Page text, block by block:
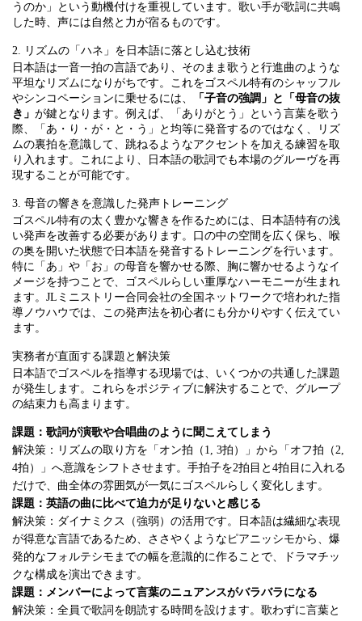
うのか」という動機付けを重視しています。歌い手が歌詞に共鳴
した時、声には自然と力が宿るものです。
2. リズムの「ハネ」を日本語に落とし込む技術
日本語は一音一拍の言語であり、そのまま歌うと行進曲のような
平坦なリズムになりがちです。これをゴスペル特有のシャッフル
やシンコペーションに乗せるには、
「子音の強調」と「母音の抜
き」 が鍵となります。例えば、「ありがとう」という言葉を歌う
際、「あ・り・が・と・う」と均等に発音するのではなく、リズ
ムの裏拍を意識して、跳ねるようなアクセントを加える練習を取
り入れます。これにより、日本語の歌詞でも本場のグルーヴを再
現することが可能です。
3. 母音の響きを意識した発声トレーニング
ゴスペル特有の太く豊かな響きを作るためには、日本語特有の浅
い発声を改善する必要があります。口の中の空間を広く保ち、喉
の奥を開いた状態で日本語を発音するトレーニングを行います。
特に「あ」や「お」の母音を響かせる際、胸に響かせるようなイ
メージを持つことで、ゴスペルらしい重厚なハーモニーが生まれ
ます。JLミニストリー合同会社の全国ネットワークで培われた指
導ノウハウでは、この発声法を初心者にも分かりやすく伝えてい
ます。
実務者が直面する課題と解決策
日本語でゴスペルを指導する現場では、いくつかの共通した課題
が発生します。これらをポジティブに解決することで、グループ
の結束力も高まります。
課題：歌詞が演歌や合唱曲のように聞こえてしまう
解決策：リズムの取り方を「オン拍（1, 3拍）」から「オフ拍（2,
4拍）」へ意識をシフトさせます。手拍子を2拍目と4拍目に入れる
だけで、曲全体の雰囲気が一気にゴスペルらしく変化します。
課題：英語の曲に比べて迫力が足りないと感じる
解決策：ダイナミクス（強弱）の活用です。日本語は繊細な表現
が得意な言語であるため、ささやくようなピアニッシモから、爆
発的なフォルテシモまでの幅を意識的に作ることで、ドラマチッ
クな構成を演出できます。
課題：メンバーによって言葉のニュアンスがバラバラになる
解決策：全員で歌詞を朗読する時間を設けます。歌わずに言葉と